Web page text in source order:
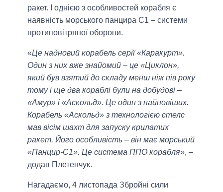
ракет. І однією з особливостей корабля є
наявність морського панцира С1 – системи
протиповітряної оборони.
«Це надновий корабель серії «Каракурт».
Один з них вже знайомий – це «Циклон»,
який був взятий до складу менш ніж пів року
тому і ще два кораблі були на добудові –
«Амур» і «Аскольд». Це один з найновіших.
Корабель «Аскольд» з технологією стелс
мав вісім шахт для запуску крилатих
ракет. Його особливість – він має морський
«Панцир-С1». Це система ППО корабля», –
додав Плетенчук.
Нагадаємо, 4 листопада Збройні сили